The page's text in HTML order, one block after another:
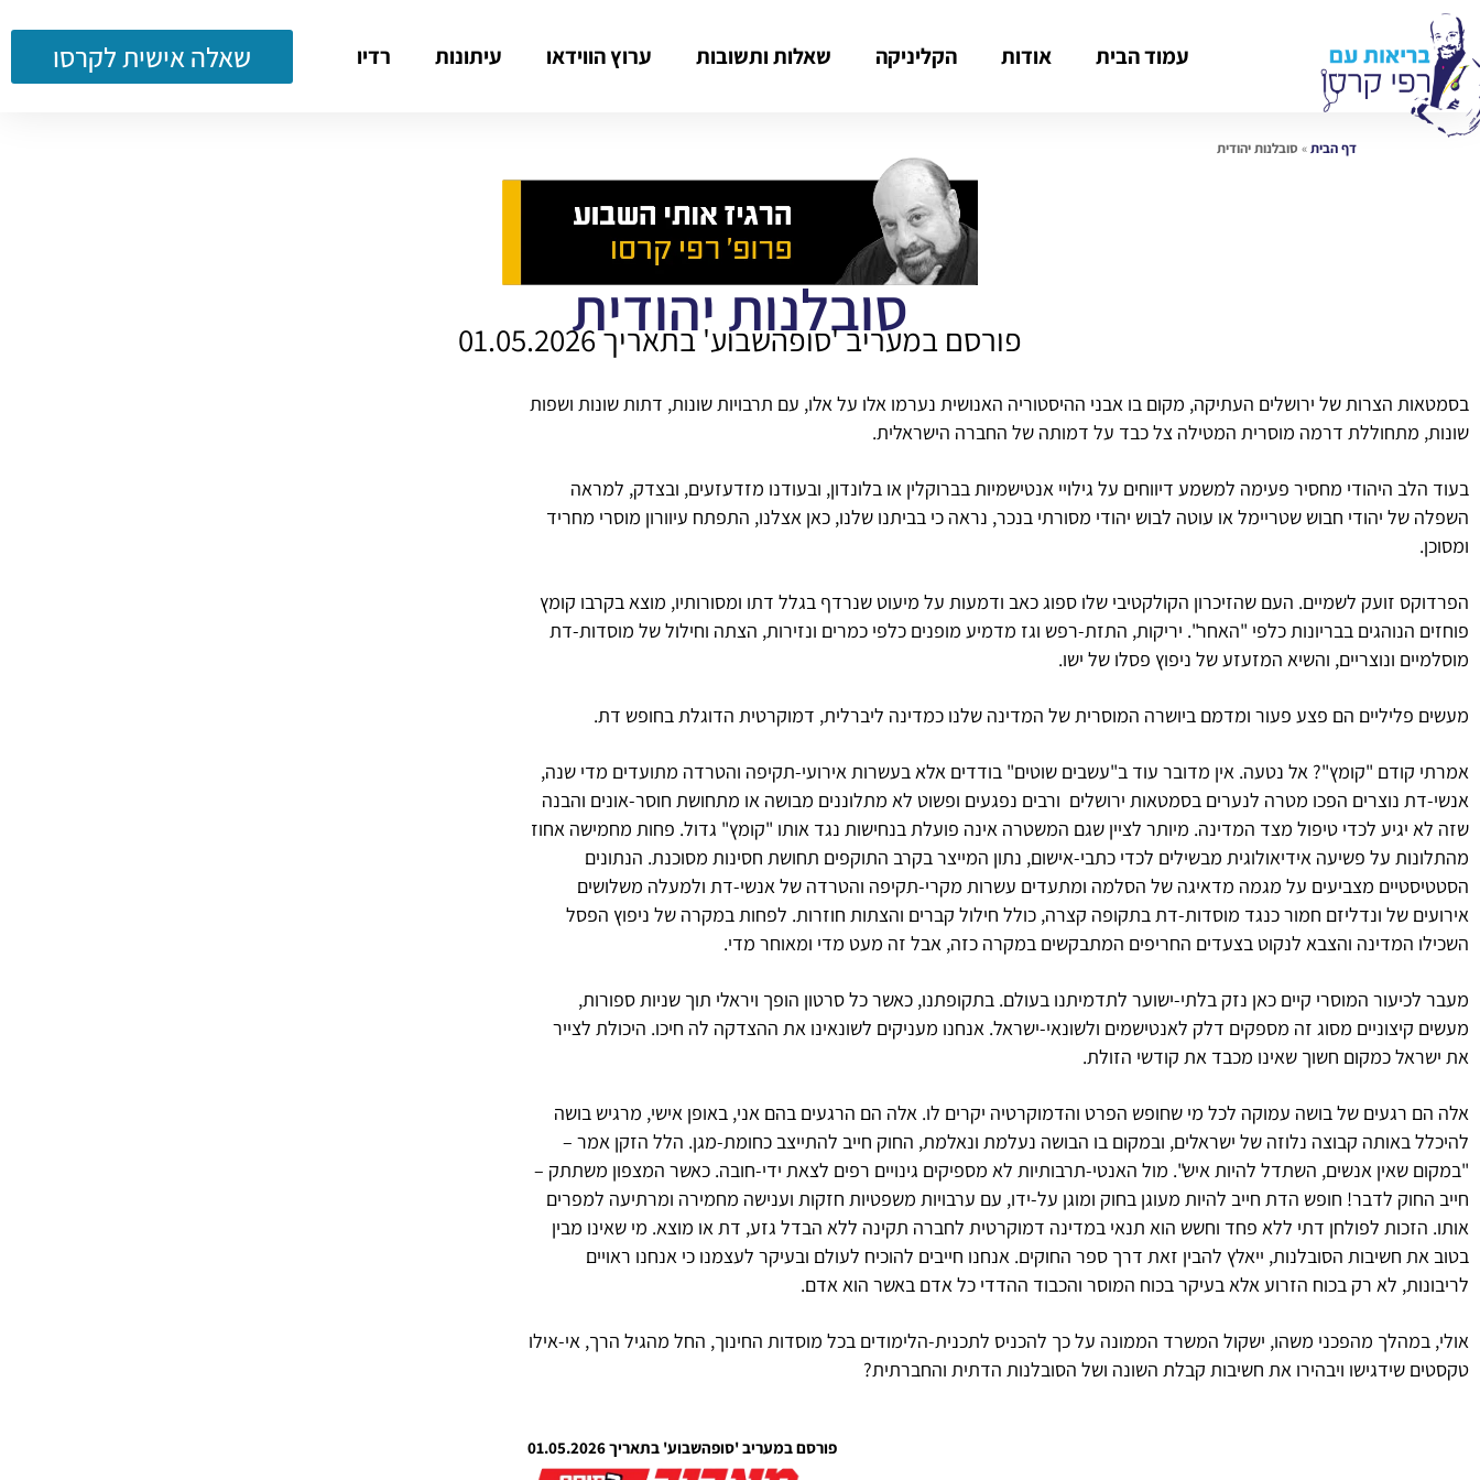
עמוד הבית אודות הקליניקה שאלות ותשובות ערוץ הווידאו עיתונות רדיו שאלה אישית לקרסו
דף הבית» סובלנות יהודית
סובלנות יהודית
פורסם במעריב 'סופהשבוע' בתאריך 01.05.2026
בסמטאות הצרות של ירושלים העתיקה, מקום בו אבני ההיסטוריה האנושית נערמו אלו על אלו, עם תרבויות שונות, דתות שונות ושפות
שונות, מתחוללת דרמה מוסרית המטילה צל כבד על דמותה של החברה הישראלית.
בעוד הלב היהודי מחסיר פעימה למשמע דיווחים על גילויי אנטישמיות בברוקלין או בלונדון, ובעודנו מזדעזעים, ובצדק, למראה
השפלה של יהודי חבוש שטריימל או עוטה לבוש יהודי מסורתי בנכר, נראה כי בביתנו שלנו, כאן אצלנו, התפתח עיוורון מוסרי מחריד
ומסוכן.
הפרדוקס זועק לשמיים. העם שהזיכרון הקולקטיבי שלו ספוג כאב ודמעות על מיעוט שנרדף בגלל דתו ומסורותיו, מוצא בקרבו קומץ
פוחזים הנוהגים בבריונות כלפי "האחר". יריקות, התזת-רפש וגז מדמיע מופנים כלפי כמרים ונזירות, הצתה וחילול של מוסדות-דת
מוסלמיים ונוצריים, והשיא המזעזע של ניפוץ פסלו של ישו.
מעשים פליליים הם פצע פעור ומדמם ביושרה המוסרית של המדינה שלנו כמדינה ליברלית, דמוקרטית הדוגלת בחופש דת.
אמרתי קודם "קומץ"? אל נטעה. אין מדובר עוד ב"עשבים שוטים" בודדים אלא בעשרות אירועי-תקיפה והטרדה מתועדים מדי שנה,
אנשי-דת נוצרים הפכו מטרה לנערים בסמטאות ירושלים ורבים נפגעים ופשוט לא מתלוננים מבושה או מתחושת חוסר-אונים והבנה
שזה לא יגיע לכדי טיפול מצד המדינה. מיותר לציין שגם המשטרה אינה פועלת בנחישות נגד אותו "קומץ" גדול. פחות מחמישה אחוז
מהתלונות על פשיעה אידיאולוגית מבשילים לכדי כתבי-אישום, נתון המייצר בקרב התוקפים תחושת חסינות מסוכנת. הנתונים
הסטטיסטיים מצביעים על מגמה מדאיגה של הסלמה ומתעדים עשרות מקרי-תקיפה והטרדה של אנשי-דת ולמעלה משלושים
אירועים של ונדליזם חמור כנגד מוסדות-דת בתקופה קצרה, כולל חילול קברים והצתות חוזרות. לפחות במקרה של ניפוץ הפסל
השכילו המדינה והצבא לנקוט בצעדים החריפים המתבקשים במקרה כזה, אבל זה מעט מדי ומאוחר מדי.
מעבר לכיעור המוסרי קיים כאן נזק בלתי-ישוער לתדמיתנו בעולם. בתקופתנו, כאשר כל סרטון הופך ויראלי תוך שניות ספורות,
מעשים קיצוניים מסוג זה מספקים דלק לאנטישמים ולשונאי-ישראל. אנחנו מעניקים לשונאינו את ההצדקה לה חיכו. היכולת לצייר
את ישראל כמקום חשוך שאינו מכבד את קודשי הזולת.
אלה הם רגעים של בושה עמוקה לכל מי שחופש הפרט והדמוקרטיה יקרים לו. אלה הם הרגעים בהם אני, באופן אישי, מרגיש בושה
להיכלל באותה קבוצה נלוזה של ישראלים, ובמקום בו הבושה נעלמת ונאלמת, החוק חייב להתייצב כחומת-מגן. הלל הזקן אמר –
"במקום שאין אנשים, השתדל להיות איש". מול האנטי-תרבותיות לא מספיקים גינויים רפים לצאת ידי-חובה. כאשר המצפון משתתק –
חייב החוק לדבר! חופש הדת חייב להיות מעוגן בחוק ומוגן על-ידו, עם ערבויות משפטיות חזקות וענישה מחמירה ומרתיעה למפרים
אותו. הזכות לפולחן דתי ללא פחד וחשש הוא תנאי במדינה דמוקרטית לחברה תקינה ללא הבדל גזע, דת או מוצא. מי שאינו מבין
בטוב את חשיבות הסובלנות, ייאלץ להבין זאת דרך ספר החוקים. אנחנו חייבים להוכיח לעולם ובעיקר לעצמנו כי אנחנו ראויים
לריבונות, לא רק בכוח הזרוע אלא בעיקר בכוח המוסר והכבוד ההדדי כל אדם באשר הוא אדם.
אולי, במהלך מהפכני משהו, ישקול המשרד הממונה על כך להכניס לתכנית-הלימודים בכל מוסדות החינוך, החל מהגיל הרך, אי-אילו
טקסטים שידגישו ויבהירו את חשיבות קבלת השונה ושל הסובלנות הדתית והחברתית?
פורסם במעריב 'סופהשבוע' בתאריך 01.05.2026